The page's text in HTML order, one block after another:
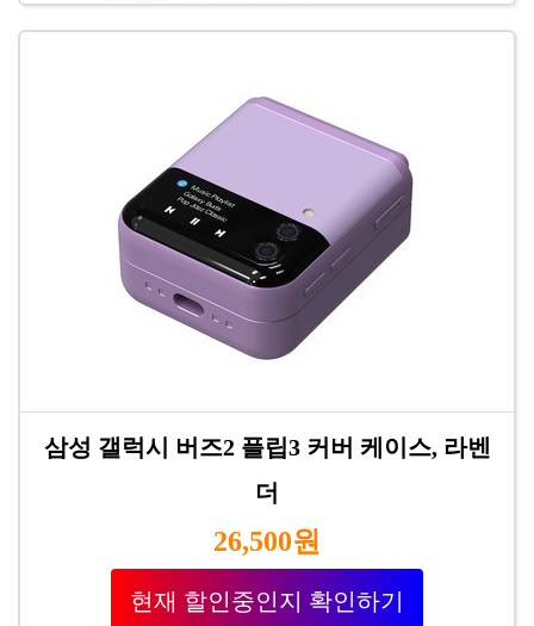
삼성 갤럭시 버즈2 플립3 커버 케이스, 라벤
더
26,500원
현재 할인중인지 확인하기